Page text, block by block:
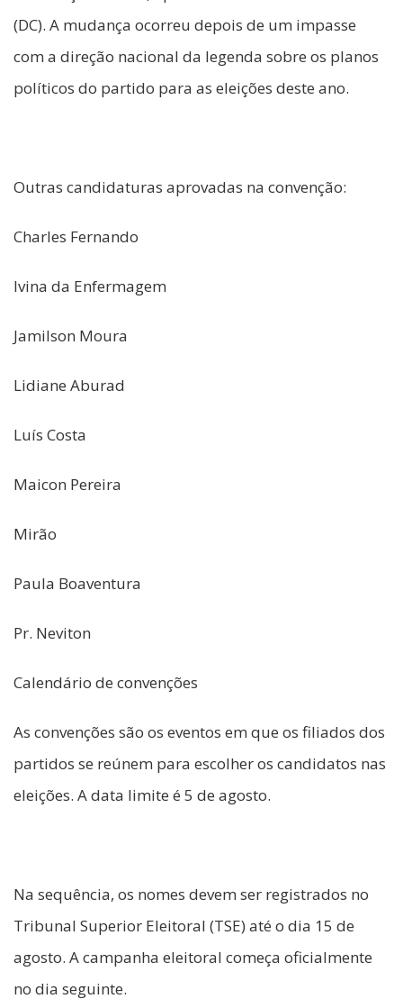
(DC). A mudança ocorreu depois de um impasse
com a direção nacional da legenda sobre os planos
políticos do partido para as eleições deste ano.
Outras candidaturas aprovadas na convenção:
Charles Fernando
Ivina da Enfermagem
Jamilson Moura
Lidiane Aburad
Luís Costa
Maicon Pereira
Mirão
Paula Boaventura
Pr. Neviton
Calendário de convenções
As convenções são os eventos em que os filiados dos
partidos se reúnem para escolher os candidatos nas
eleições. A data limite é 5 de agosto.
Na sequência, os nomes devem ser registrados no
Tribunal Superior Eleitoral (TSE) até o dia 15 de
agosto. A campanha eleitoral começa oficialmente
no dia seguinte.